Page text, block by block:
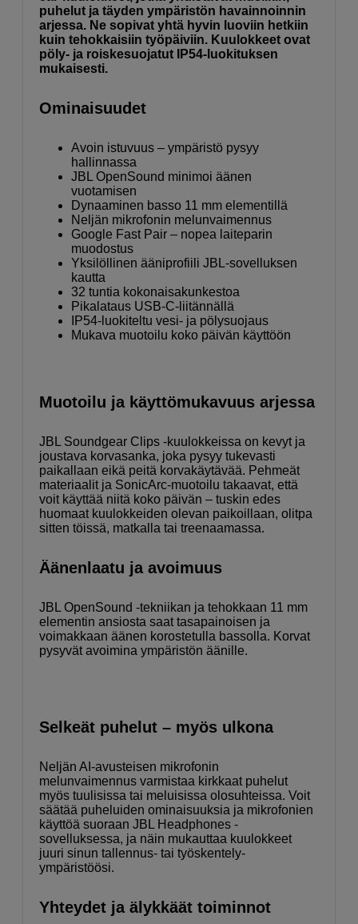
puhelut ja täyden ympäristön havainnoinnin
arjessa. Ne sopivat yhtä hyvin luoviin hetkiin
kuin tehokkaisiin työpäiviin. Kuulokkeet ovat
pöly- ja roiskesuojatut IP54-luokituksen
mukaisesti.
Ominaisuudet
Avoin istuvuus – ympäristö pysyy
hallinnassa
JBL OpenSound minimoi äänen
vuotamisen
Dynaaminen basso 11 mm elementillä
Neljän mikrofonin melunvaimennus
Google Fast Pair – nopea laiteparin
muodostus
Yksilöllinen ääniprofiili JBL-sovelluksen
kautta
32 tuntia kokonaisakunkestoa
Pikalataus USB-C-liitännällä
IP54-luokiteltu vesi- ja pölysuojaus
Mukava muotoilu koko päivän käyttöön
Muotoilu ja käyttömukavuus arjessa
JBL Soundgear Clips -kuulokkeissa on kevyt ja
joustava korvasanka, joka pysyy tukevasti
paikallaan eikä peitä korvakäytävää. Pehmeät
materiaalit ja SonicArc-muotoilu takaavat, että
voit käyttää niitä koko päivän – tuskin edes
huomaat kuulokkeiden olevan paikoillaan, olitpa
sitten töissä, matkalla tai treenaamassa.
Äänenlaatu ja avoimuus
JBL OpenSound -tekniikan ja tehokkaan 11 mm
elementin ansiosta saat tasapainoisen ja
voimakkaan äänen korostetulla bassolla. Korvat
pysyvät avoimina ympäristön äänille.
Selkeät puhelut – myös ulkona
Neljän AI-avusteisen mikrofonin
melunvaimennus varmistaa kirkkaat puhelut
myös tuulisissa tai meluisissa olosuhteissa. Voit
säätää puheluiden ominaisuuksia ja mikrofonien
käyttöä suoraan JBL Headphones -
sovelluksessa, ja näin mukauttaa kuulokkeet
juuri sinun tallennus- tai työskentely-
ympäristöösi.
Yhteydet ja älykkäät toiminnot